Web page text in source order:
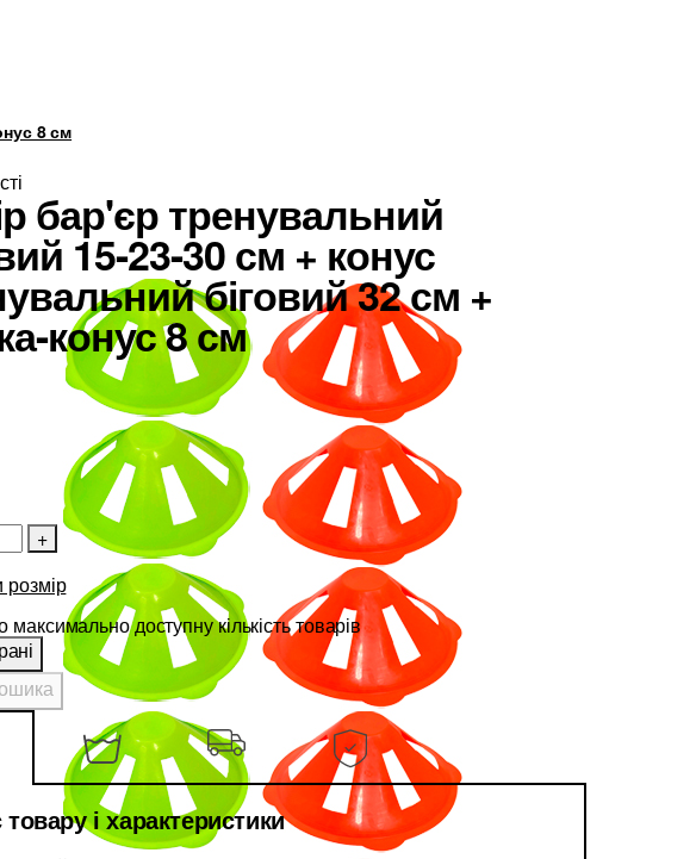
8 см
бар'єр тренувальний
15-23-30 см + конус
біговий 32 см +
конус 8 см
+
розмір
максимально доступну кількість товарів
і характеристики